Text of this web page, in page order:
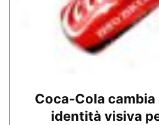
Coca-Cola
identità visiva